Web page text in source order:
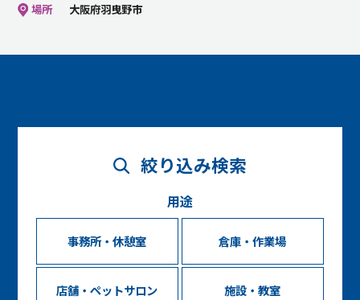
場所
大阪府羽曳野市
絞り込み検索
用途
事務所・休憩室 倉庫・作業場
店舗・ペットサロン 施設・教室